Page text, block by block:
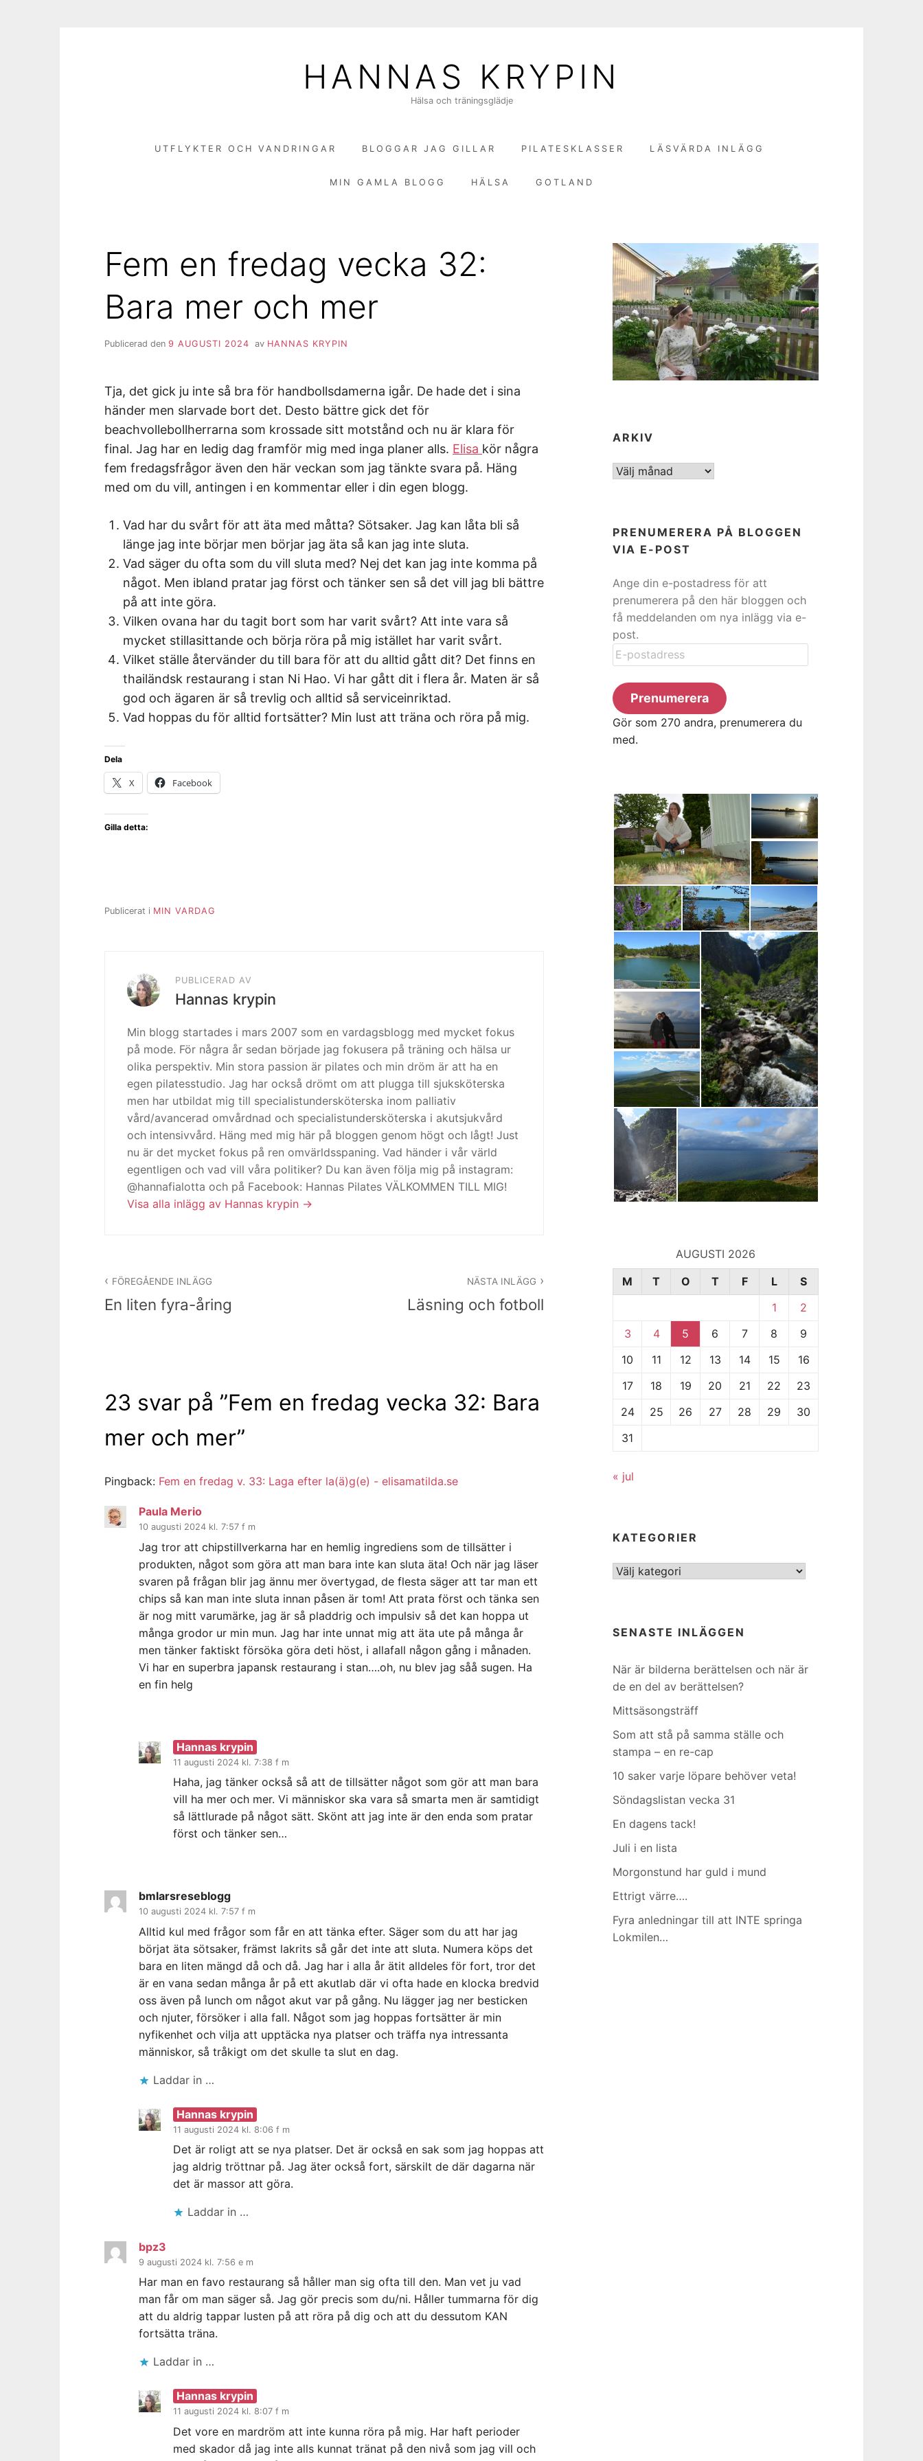
HANNAS KRYPIN
Hälsa och träningsglädje
UTFLYKTER OCH VANDRINGAR BLOGGAR JAG GILLAR PILATESKLASSER LÄSVÄRDA INLÄGG
MIN GAMLA BLOGG HÄLSA GOTLAND
Fem en fredag vecka 32:
Bara mer och mer
Publicerad den 9 AUGUSTI 2024 av HANNAS KRYPIN
Tja, det gick ju inte så bra för handbollsdamerna igår. De hade det i sina
händer men slarvade bort det. Desto bättre gick det för
beachvollebollherrarna som krossade sitt motstånd och nu är klara för
final. Jag har en ledig dag framför mig med inga planer alls. Elisa kör några
fem fredagsfrågor även den här veckan som jag tänkte svara på. Häng
med om du vill, antingen i en kommentar eller i din egen blogg.
Vad har du svårt för att äta med måtta? Sötsaker. Jag kan låta bli så
länge jag inte börjar men börjar jag äta så kan jag inte sluta.
Vad säger du ofta som du vill sluta med? Nej det kan jag inte komma på
något. Men ibland pratar jag först och tänker sen så det vill jag bli bättre
på att inte göra.
Vilken ovana har du tagit bort som har varit svårt? Att inte vara så
mycket stillasittande och börja röra på mig istället har varit svårt.
Vilket ställe återvänder du till bara för att du alltid gått dit? Det finns en
thailändsk restaurang i stan Ni Hao. Vi har gått dit i flera år. Maten är så
god och ägaren är så trevlig och alltid så serviceinriktad.
Vad hoppas du för alltid fortsätter? Min lust att träna och röra på mig.
Dela
X Facebook
Gilla detta:
Publicerat i MIN VARDAG
PUBLICERAD AV
Hannas krypin
Min blogg startades i mars 2007 som en vardagsblogg med mycket fokus
på mode. För några år sedan började jag fokusera på träning och hälsa ur
olika perspektiv. Min stora passion är pilates och min dröm är att ha en
egen pilatesstudio. Jag har också drömt om att plugga till sjuksköterska
men har utbildat mig till specialistundersköterska inom palliativ
vård/avancerad omvårdnad och specialistundersköterska i akutsjukvård
och intensivvård. Häng med mig här på bloggen genom högt och lågt! Just
nu är det mycket fokus på ren omvärldsspaning. Vad händer i vår värld
egentligen och vad vill våra politiker? Du kan även följa mig på instagram:
@hannafialotta och på Facebook: Hannas Pilates VÄLKOMMEN TILL MIG!
Visa alla inlägg av Hannas krypin
FÖREGÅENDE INLÄGG
En liten fyra-åring
NÄSTA INLÄGG
Läsning och fotboll
23 svar på ”Fem en fredag vecka 32: Bara
mer och mer”
Pingback: Fem en fredag v. 33: Laga efter la(ä)g(e) - elisamatilda.se
Paula Merio
10 augusti 2024 kl. 7:57 f m
Jag tror att chipstillverkarna har en hemlig ingrediens som de tillsätter i
produkten, något som göra att man bara inte kan sluta äta! Och när jag läser
svaren på frågan blir jag ännu mer övertygad, de flesta säger att tar man ett
chips så kan man inte sluta innan påsen är tom! Att prata först och tänka sen
är nog mitt varumärke, jag är så pladdrig och impulsiv så det kan hoppa ut
många grodor ur min mun. Jag har inte unnat mig att äta ute på många år
men tänker faktiskt försöka göra deti höst, i allafall någon gång i månaden.
Vi har en superbra japansk restaurang i stan….oh, nu blev jag såå sugen. Ha
en fin helg
Hannas krypin
11 augusti 2024 kl. 7:38 f m
Haha, jag tänker också så att de tillsätter något som gör att man bara
vill ha mer och mer. Vi människor ska vara så smarta men är samtidigt
så lättlurade på något sätt. Skönt att jag inte är den enda som pratar
först och tänker sen…
bmlarsreseblogg
10 augusti 2024 kl. 7:57 f m
Alltid kul med frågor som får en att tänka efter. Säger som du att har jag
börjat äta sötsaker, främst lakrits så går det inte att sluta. Numera köps det
bara en liten mängd då och då. Jag har i alla år ätit alldeles för fort, tror det
är en vana sedan många år på ett akutlab där vi ofta hade en klocka bredvid
oss även på lunch om något akut var på gång. Nu lägger jag ner besticken
och njuter, försöker i alla fall. Något som jag hoppas fortsätter är min
nyfikenhet och vilja att upptäcka nya platser och träffa nya intressanta
människor, så tråkigt om det skulle ta slut en dag.
Laddar in …
Hannas krypin
11 augusti 2024 kl. 8:06 f m
Det är roligt att se nya platser. Det är också en sak som jag hoppas att
jag aldrig tröttnar på. Jag äter också fort, särskilt de där dagarna när
det är massor att göra.
Laddar in …
bpz3
9 augusti 2024 kl. 7:56 e m
Har man en favo restaurang så håller man sig ofta till den. Man vet ju vad
man får om man säger så. Jag gör precis som du/ni. Håller tummarna för dig
att du aldrig tappar lusten på att röra på dig och att du dessutom KAN
fortsätta träna.
Laddar in …
Hannas krypin
11 augusti 2024 kl. 8:07 f m
Det vore en mardröm att inte kunna röra på mig. Har haft perioder
med skador då jag inte alls kunnat tränat på den nivå som jag vill och
ARKIV
ARKIV
PRENUMERERA PÅ BLOGGEN
VIA E-POST
Ange din e-postadress för att
prenumerera på den här bloggen och
få meddelanden om nya inlägg via e-
post.
E-
postadress
Prenumerera
Gör som 270 andra, prenumerera du
med.
AUGUSTI 2026
M
T O T F L
S
1
2
3
4 5 6 7 8
9
10
11 12 13 14 15
16
17
18 19 20 21 22
23
24
25 26 27 28 29
30
31
« jul
KATEGORIER
Kategorier
SENASTE INLÄGGEN
När är bilderna berättelsen och när är
de en del av berättelsen?
Mittsäsongsträff
Som att stå på samma ställe och
stampa – en re-cap
10 saker varje löpare behöver veta!
Söndagslistan vecka 31
En dagens tack!
Juli i en lista
Morgonstund har guld i mund
Ettrigt värre….
Fyra anledningar till att INTE springa
Lokmilen…